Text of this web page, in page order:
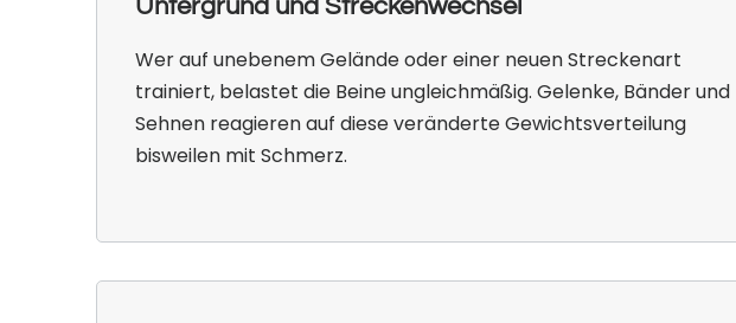
Untergrund und Streckenwechsel
Wer auf unebenem Gelände oder einer neuen Streckenart
trainiert, belastet die Beine ungleichmäßig. Gelenke, Bänder und
Sehnen reagieren auf diese veränderte Gewichtsverteilung
bisweilen mit Schmerz.